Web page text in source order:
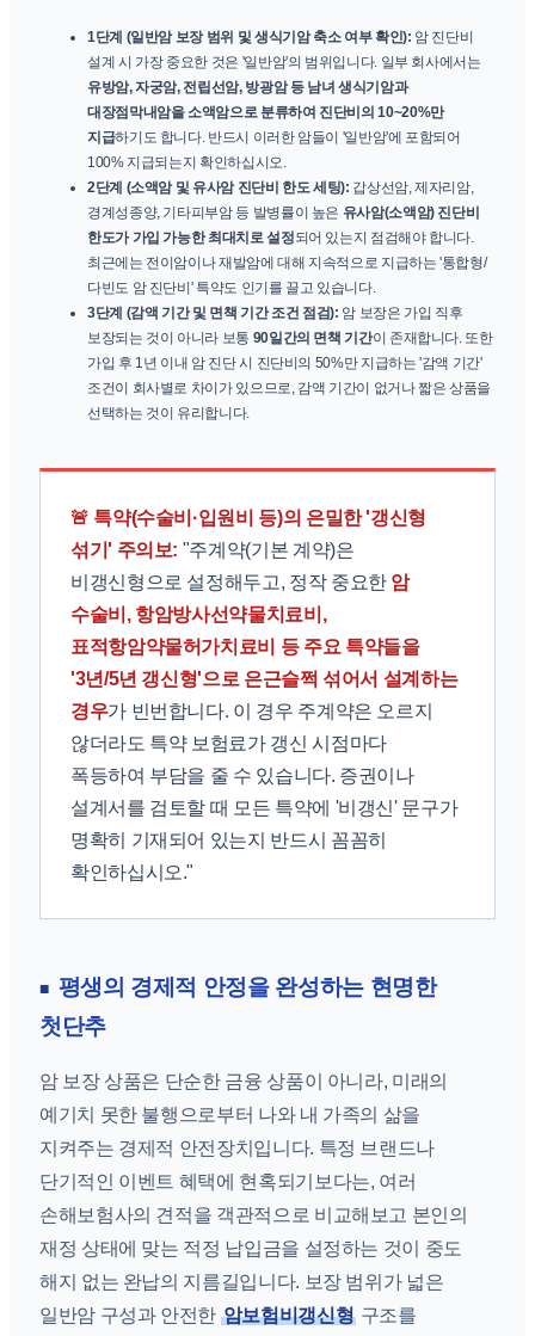
1단계 (일반암 보장 범위 및 생식기암 축소 여부 확인): 암 진단비
설계 시 가장 중요한 것은 '일반암'의 범위입니다. 일부 회사에서는
유방암, 자궁암, 전립선암, 방광암 등 남녀 생식기암과
대장점막내암을 소액암으로 분류하여 진단비의 10~20%만
지급하기도 합니다. 반드시 이러한 암들이 '일반암'에 포함되어
100% 지급되는지 확인하십시오.
2단계 (소액암 및 유사암 진단비 한도 세팅): 갑상선암, 제자리암,
경계성종양, 기타피부암 등 발병률이 높은 유사암(소액암) 진단비
한도가 가입 가능한 최대치로 설정되어 있는지 점검해야 합니다.
최근에는 전이암이나 재발암에 대해 지속적으로 지급하는 '통합형/
다빈도 암 진단비' 특약도 인기를 끌고 있습니다.
3단계 (감액 기간 및 면책 기간 조건 점검): 암 보장은 가입 직후
보장되는 것이 아니라 보통 90일간의 면책 기간이 존재합니다. 또한
가입 후 1년 이내 암 진단 시 진단비의 50%만 지급하는 '감액 기간'
조건이 회사별로 차이가 있으므로, 감액 기간이 없거나 짧은 상품을
선택하는 것이 유리합니다.
🚨 특약(수술비·입원비 등)의 은밀한 '갱신형
섞기' 주의보: "주계약(기본 계약)은
비갱신형으로 설정해두고, 정작 중요한 암
수술비, 항암방사선약물치료비,
표적항암약물허가치료비 등 주요 특약들을
'3년/5년 갱신형'으로 은근슬쩍 섞어서 설계하는
경우가 빈번합니다. 이 경우 주계약은 오르지
않더라도 특약 보험료가 갱신 시점마다
폭등하여 부담을 줄 수 있습니다. 증권이나
설계서를 검토할 때 모든 특약에 '비갱신' 문구가
명확히 기재되어 있는지 반드시 꼼꼼히
확인하십시오."
평생의 경제적 안정을 완성하는 현명한
첫단추
암 보장 상품은 단순한 금융 상품이 아니라, 미래의
예기치 못한 불행으로부터 나와 내 가족의 삶을
지켜주는 경제적 안전장치입니다. 특정 브랜드나
단기적인 이벤트 혜택에 현혹되기보다는, 여러
손해보험사의 견적을 객관적으로 비교해보고 본인의
재정 상태에 맞는 적정 납입금을 설정하는 것이 중도
해지 없는 완납의 지름길입니다. 보장 범위가 넓은
일반암 구성과 안전한 암보험비갱신형 구조를